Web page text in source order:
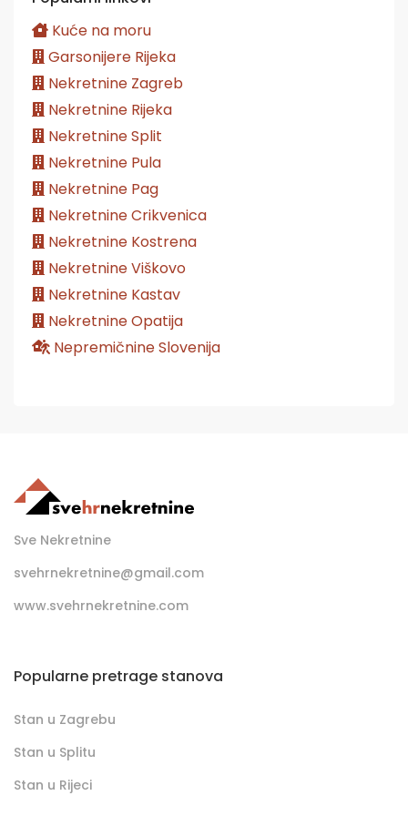
Kuće na moru
Garsonijere Rijeka
Nekretnine Zagreb
Nekretnine Rijeka
Nekretnine Split
Nekretnine Pula
Nekretnine Pag
Nekretnine Crikvenica
Nekretnine Kostrena
Nekretnine Viškovo
Nekretnine Kastav
Nekretnine Opatija
Nepremičnine Slovenija
Sve Nekretnine
svehrnekretnine@gmail.com
www.svehrnekretnine.com
Popularne pretrage stanova
Stan u Zagrebu
Stan u Splitu
Stan u Rijeci